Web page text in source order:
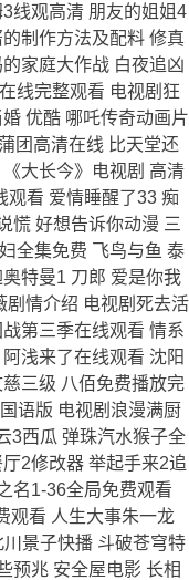
线观高清 朋友的姐姐4
制作方法及配料 修真
家庭大作战 白夜追凶
线完整观看 电视剧狂
优酷 哪吒传奇动画片
团高清在线 比天堂还
大长今》电视剧 高清
观看 爱情睡醒了33 痴
慌 好想告诉你动漫 三
全集免费 飞鸟与鱼 泰
特曼1 刀郎 爱是你我
剧情介绍 电视剧死去活
第三季在线观看 情系
浅来了在线观看 沈阳
三级 八佰免费播放完
语版 电视剧浪漫满厨
3西瓜 弹珠汽水猴子全
2修改器 举起手来2追
名1-36全局免费观看
观看 人生大事朱一龙
景子快播 斗破苍穹特
预兆 安全屋电影 长相